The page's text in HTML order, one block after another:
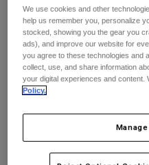
Skydd
Goggles
Reservdelar
Goggles
Strumpor
Väskor & tillbehör
Hoodies och pullovers
Jackor
Byxor & Shorts
Shirts
Visa alla
Hjälmar
Jerseys
Pants
Botas
Goggles
Ranger Air Off-
Price reduced from
We use cookies and other
help us remember you, personalize
stocked, showing you the gear you
ads), and improve our website for
you agree to these technologies and
collect, use, and share information
your digital experiences and content.
Policy.